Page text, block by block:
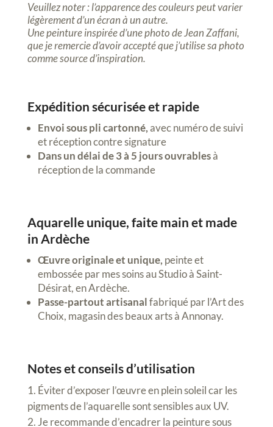
Veuillez noter : l’apparence des couleurs peut varier
légèrement d’un écran à un autre.
Une peinture inspirée d’une photo de Jean Zaffani,
que je remercie d’avoir accepté que j’utilise sa photo
comme source d’inspiration.
Expédition sécurisée et rapide
Envoi sous pli cartonné,avec numéro de suivi
et réception contre signature
Dans un délai de 3 à 5 jours ouvrablesà
réception de la commande
Aquarelle unique, faite main et made
in Ardèche
Œuvre originale et unique, peinte et
embossée par mes soins au Studio à Saint-
Désirat, en Ardèche.
Passe-partout artisanalfabriqué par l’Art des
Choix, magasin des beaux arts à Annonay.
Notes et conseils d’utilisation
Éviter d’exposer l’œuvre en plein soleil car les
pigments de l’aquarelle sont sensibles aux UV.
Je recommande d’encadrer la peinture sous